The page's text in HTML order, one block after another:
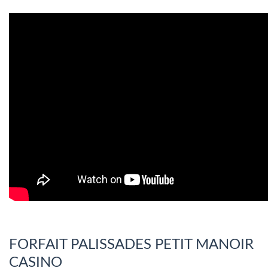
FORFAIT PALISSADES PETIT MANOIR
CASINO